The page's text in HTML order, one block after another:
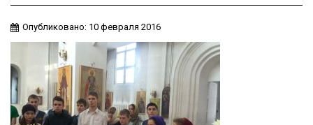
Опубликовано: 10 февраля 2016